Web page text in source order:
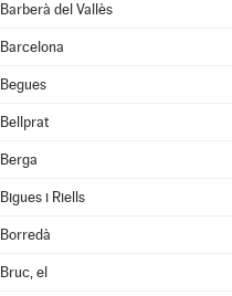
Barberà del Vallès
Barcelona
Begues
Bellprat
Berga
Bigues i Riells
Borredà
Bruc, el